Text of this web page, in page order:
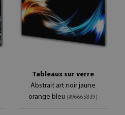
Tableaux sur verre
Abstrait art noir jaune
orange bleu (#96665839)